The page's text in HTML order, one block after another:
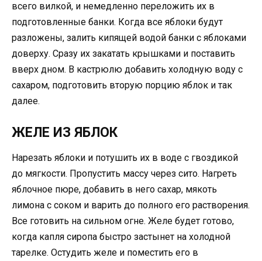
всего вилкой, и немедленно переложить их в
подготовленные банки. Когда все яблоки будут
разложены, залить кипящей водой банки с яблоками
доверху. Сразу их закатать крышками и поставить
вверх дном. В кастрюлю добавить холодную воду с
сахаром, подготовить вторую порцию яблок и так
дaлее.
ЖЕЛЕ ИЗ ЯБЛОК
Нарезать яблоки и потушить их в воде с гвоздикой
до мягкости. Пропустить массу через сито. Нагреть
яблочное пюре, добавить в него сахар, мякоть
лимона с соком и варить до полного его растворения.
Все готовить на сильном огне. Желе будет готово,
когда капля сиропа быстро застынет на холодной
тарелке. Остудить желе и поместить его в